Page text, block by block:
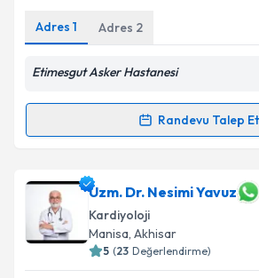
Kişisel verilerimin işlenmesine
Metni'ni okudum ve kişisel
Takvim Talebini
Adres 1 Adres 2
Etimesgut Asker Hastanesi
Randevu Talep Et
Randevu Takvimi Talebi
Doç. Dr. Mustafa Aparcıiçin
oluşturun. Size bu uzmandan
takvim hazırlandığında e-posta ile
E-posta Adresiniz
Uzm. Dr. Nesimi Yavuz
Kardiyoloji
Manisa, Akhisar
5 (23 Değerlendirme)